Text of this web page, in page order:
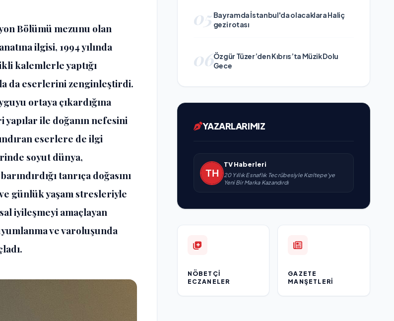
Bölümü mezunu olan
ilgisi, 1994 yılında
kalemlerle yaptığı
da eserlerini zenginleştirdi.
ortaya çıkardığına
yapılar ile doğanın nefesini
eserlere de ilgi
soyut dünya,
tanrıça doğasını
günlük yaşam stresleriyle
iyileşmeyi amaçlayan
ve varoluşunda
05 Bayramda İstanbul'da olacaklara Haliç
gezi rotası
06Özgür Tüzer’den Kıbrıs’ta Müzik Dolu
Gece
YAZARLARIMIZ
TV Haberleri
20 Yıllık Esnaflık Tecrübesiyle Kızıltepe'ye
Yeni Bir Marka Kazandırdı
NÖBETÇI
ECZANELER
GAZETE
MANŞETLERI